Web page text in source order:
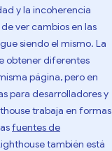
y la incoherencia
ver cambios en las
siendo el mismo. La
obtener diferentes
página, pero en
para desarrolladores y
trabaja en formas
fuentes de
también está